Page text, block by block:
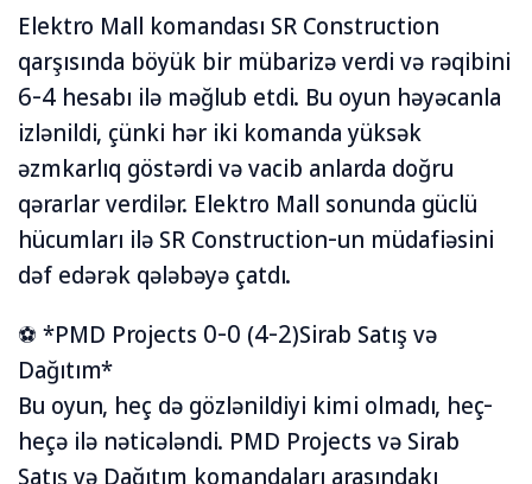
Elektro Mall komandası SR Construction
qarşısında böyük bir mübarizə verdi və rəqibini
6-4 hesabı ilə məğlub etdi. Bu oyun həyəcanla
izlənildi, çünki hər iki komanda yüksək
əzmkarlıq göstərdi və vacib anlarda doğru
qərarlar verdilər. Elektro Mall sonunda güclü
hücumları ilə SR Construction-un müdafiəsini
dəf edərək qələbəyə çatdı.
⚽ *PMD Projects 0-0 (4-2)Sirab Satış və
Dağıtım*
Bu oyun, heç də gözlənildiyi kimi olmadı, heç-
heçə ilə nəticələndi. PMD Projects və Sirab
Satış və Dağıtım komandaları arasındakı